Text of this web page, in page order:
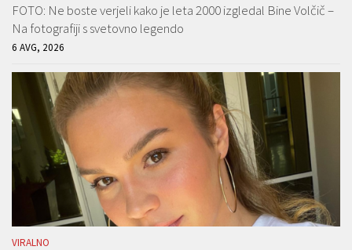
FOTO: Ne boste verjeli kako je leta 2000 izgledal Bine Volčič –
Na fotografiji s svetovno legendo
6 AVG, 2026
VIRALNO